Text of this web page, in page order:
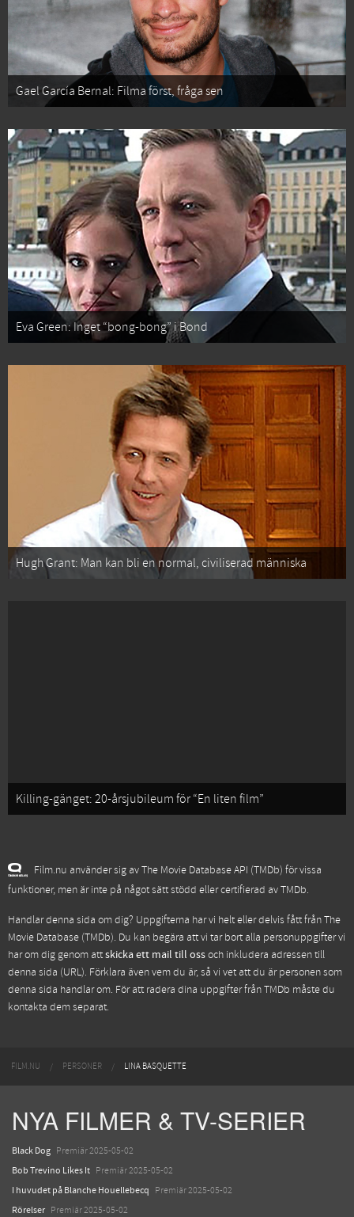
Gael García Bernal: Filma först, fråga sen
Eva Green: Inget “bong-bong” i Bond
Hugh Grant: Man kan bli en normal, civiliserad människa
Killing-gänget: 20-årsjubileum för “En liten film”
Film.nu använder sig av The Movie Database API (TMDb) för vissa
funktioner, men är inte på något sätt stödd eller certifierad av TMDb.
Handlar denna sida om dig? Uppgifterna har vi helt eller delvis fått frånThe
Movie Database (TMDb). Du kan begära att vi tar bort alla personuppgifter vi
har om dig genom attskicka ett mail till ossoch inkludera adressen till
denna sida (URL). Förklara även vem du är, så vi vet att du är personen som
denna sida handlar om. För att radera dina uppgifter från TMDb måste du
kontakta dem separat.
FILM.NU PERSONER LINA BASQUETTE
NYA FILMER & TV-SERIER
Black Dog Premiär 2025-05-02
Bob Trevino Likes It Premiär 2025-05-02
I huvudet på Blanche Houellebecq Premiär 2025-05-02
Rörelser Premiär 2025-05-02